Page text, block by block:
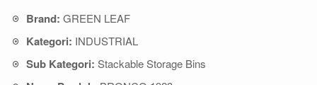
Brand: GREEN LEAF
Kategori: INDUSTRIAL
Sub Kategori: Stackable Storage Bins